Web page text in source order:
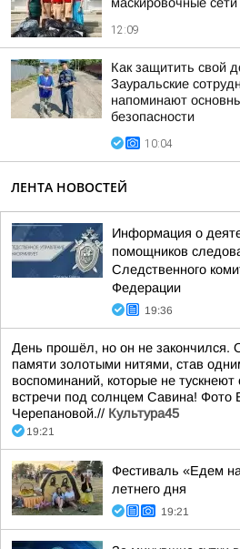
12:09
Как защитить свой
Зауральские
напоминают
безопасности
10:04
ЛЕНТА НОВОСТЕЙ
Информация о
помощников
Следственного
Федерации
19:36
День прошёл, но он не закончился.
памяти золотыми нитями, став
воспоминаний, которые не
встречи под солнцем Савина! Фото
Черепановой.// Культура45
19:21
Фестиваль «Едем
летнего дня
19:21